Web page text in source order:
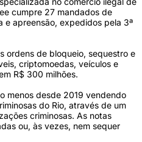
cumpre 27 mandados de
apreensão, expedidos pela 3ª
ordens de bloqueio, sequestro e
criptomoedas, veículos e
R$ 300 milhões.
menos desde 2019 vendendo
do Rio, através de um
criminosas. As notas
ou, às vezes, nem sequer